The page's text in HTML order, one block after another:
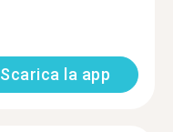
Scarica la app